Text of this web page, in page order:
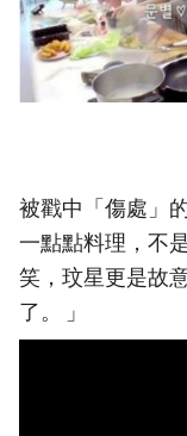
被戳中「傷處」
一點點料理，不
笑，玟星更是故
了。 」